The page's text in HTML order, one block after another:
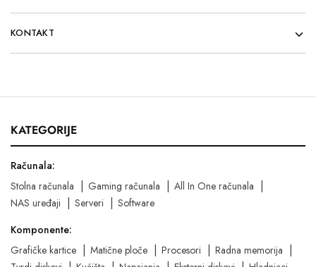
KONTAKT
KATEGORIJE
Računala:
Stolna računala
Gaming računala
All In One računala
NAS uređaji
Serveri
Software
Komponente:
Grafičke kartice
Matične ploče Procesori
Radna memorija